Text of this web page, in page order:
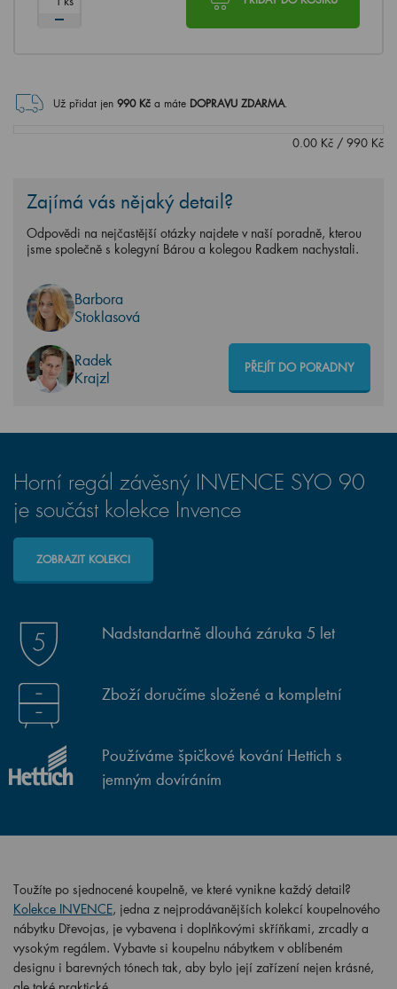
Už přidat jen 990Kč a máte DOPRAVU ZDARMA.
0.00 Kč / 990 Kč
Zajímá vás nějaký detail?
Odpovědi na nejčastější otázky najdete v naší poradně, kterou
jsme společně s kolegyní Bárou a kolegou Radkem nachystali.
Barbora
Stoklasová
Radek
Krajzl
PŘEJÍT DO PORADNY
Horní regál závěsný INVENCE SYO 90
je součást kolekce Invence
ZOBRAZIT KOLEKCI
Nadstandartně dlouhá záruka 5 let
Zboží doručíme složené a kompletní
Používáme špičkové kování Hettich s
jemným dovíráním
Toužíte po sjednocené koupelně, ve které vynikne každý detail?
Kolekce INVENCE, jedna z nejprodávanějších kolekcí koupelnového
nábytku Dřevojas, je vybavena i doplňkovými skříňkami, zrcadly a
vysokým regálem. Vybavte si koupelnu nábytkem v oblíbeném
designu i barevných tónech tak, aby bylo její zařízení nejen krásné,